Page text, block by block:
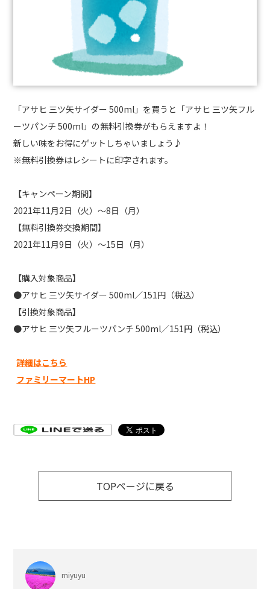
「アサヒ 三ツ矢サイダー 500ml 」を買うと「アサヒ 三ツ矢フル
ーツパンチ 500ml 」の無料引換券がもらえますよ！
新しい味をお得にゲットしちゃいましょう♪
※無料引換券はレシートに印字されます。
【キャンペーン期間】
2021年11月2日（火）～8日（月）
【無料引換券交換期間】
2021年11月9日（火）～15日（月）
【購入対象商品】
●アサヒ 三ツ矢サイダー 500ml／151円（税込）
【引換対象商品】
●アサヒ 三ツ矢フルーツパンチ 500ml／151円（税込）
詳細はこちら
ファミリーマートHP
TOPページに戻る
miyuyu